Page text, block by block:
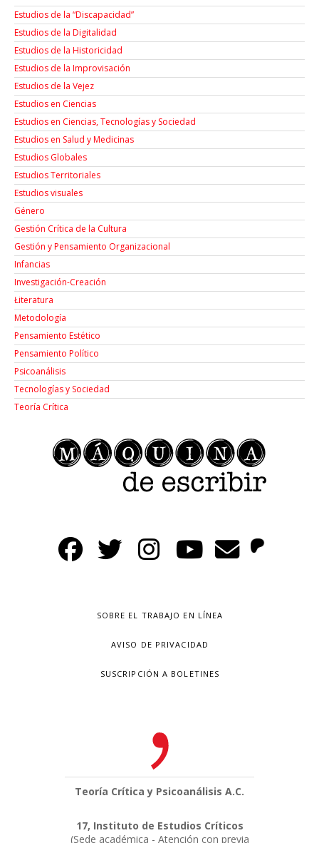
Estudios de la “Discapacidad”
Estudios de la Digitalidad
Estudios de la Historicidad
Estudios de la Improvisación
Estudios de la Vejez
Estudios en Ciencias
Estudios en Ciencias, Tecnologías y Sociedad
Estudios en Salud y Medicinas
Estudios Globales
Estudios Territoriales
Estudios visuales
Género
Gestión Crítica de la Cultura
Gestión y Pensamiento Organizacional
Infancias
Investigación-Creación
Łiteratura
Metodología
Pensamiento Estético
Pensamiento Político
Psicoanálisis
Tecnologías y Sociedad
Teoría Crítica
SOBRE EL TRABAJO EN LÍNEA
AVISO DE PRIVACIDAD
SUSCRIPCIÓN A BOLETINES
Teoría Crítica y Psicoanálisis A.C.
17, Instituto de Estudios Críticos
(Sede académica - Atención con previa